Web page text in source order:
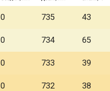
0 735 43
0 734 65
0 733 39
0 732 38